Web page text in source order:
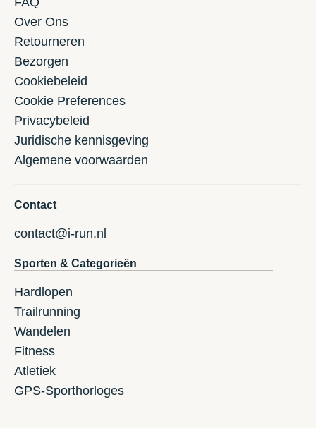
Over Ons
Retourneren
Bezorgen
Cookiebeleid
Cookie Preferences
Privacybeleid
Juridische kennisgeving
Algemene voorwaarden
Contact
contact@i-run.nl
Sporten & Categorieën
Hardlopen
Trailrunning
Wandelen
Fitness
Atletiek
GPS-Sporthorloges